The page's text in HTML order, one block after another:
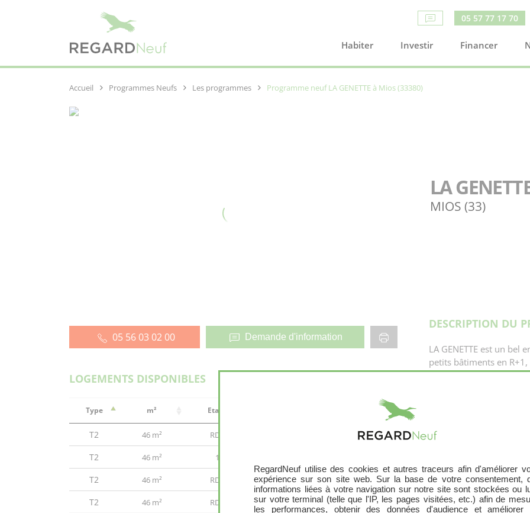
05 57 77 17 70
Habiter Investir Financer
Programmes Neufs Les programmes Programme neuf LA GENETTE à Mios (33380)
LA
MIOS (33)
05 56 03 02 00 Demande d'information
LOGEMENTS DISPONIBLES
Type m² Etage
T2 46 m² RDC
T2 46 m² 1
T2 46 m² RDC Jardin
T2 46 m² RDC Jardin
DESCRIPTION DU
LA GENETTE est un
petits bâtiments en
appartements proposés
une architecture
s'intègre parfaitement
disposent tous d'un
stationnement, et d'un
Mios est une commune
Bassin d’Arcachon.
communes de Biganos
RegardNeuf utilise des cookies et autres traceurs afin d'améliorer
expérience sur son site web. Sur la base de votre consentement,
informations liées à votre navigation sur notre site sont stockées ou
sur votre terminal (telle que l'IP, les pages visitées, etc.) afin de
les performances, obtenir des données d'audience et améliorer